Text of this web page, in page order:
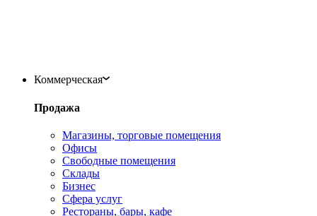
Коммерческая
Продажа
Магазины, торговые помещения
Офисы
Свободные помещения
Склады
Бизнес
Сфера услуг
Рестораны, бары, кафе